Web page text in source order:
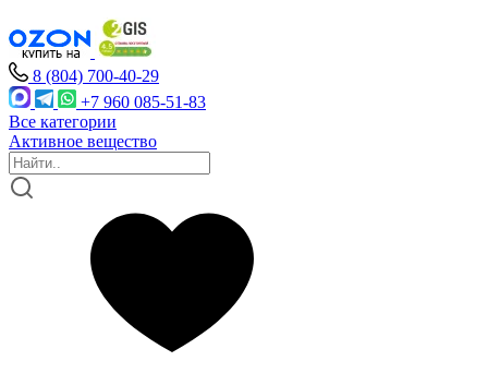
8 (804) 700-40-29
+7 960 085-51-83
Все категории
Активное вещество